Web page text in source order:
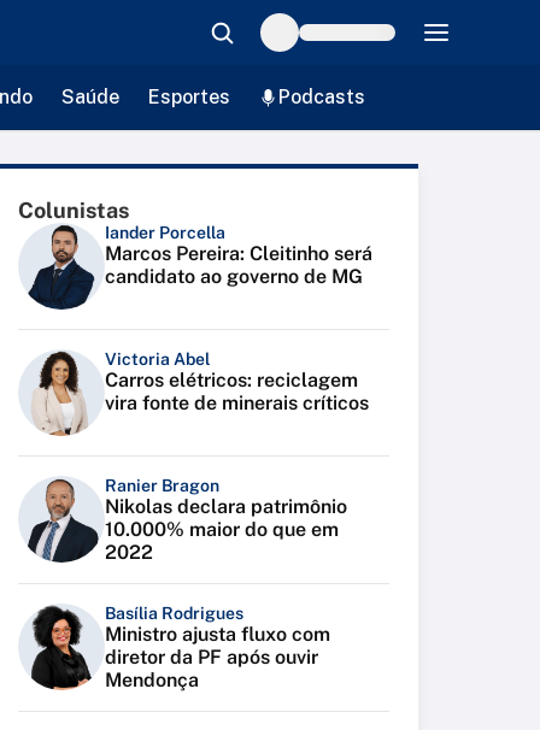
Saúde Esportes Podcasts
Colunistas
Iander Porcella
Marcos Pereira: Cleitinho será
candidato ao governo de MG
Victoria Abel
Carros elétricos: reciclagem
vira fonte de minerais críticos
Ranier Bragon
Nikolas declara patrimônio
10.000% maior do que em
2022
Basília Rodrigues
Ministro ajusta fluxo com
diretor da PF após ouvir
Mendonça